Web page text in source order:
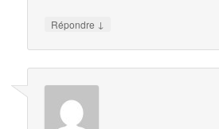
Répondre ↓